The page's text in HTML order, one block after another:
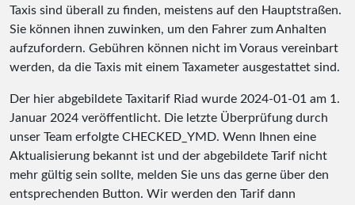
Taxis sind überall zu finden, meistens auf den Hauptstraßen.
Sie können ihnen zuwinken, um den Fahrer zum Anhalten
aufzufordern. Gebühren können nicht im Voraus vereinbart
werden, da die Taxis mit einem Taxameter ausgestattet sind.
Der hier abgebildete Taxitarif Riad wurde 2024-01-01 am 1.
Januar 2024 veröffentlicht. Die letzte Überprüfung durch
unser Team erfolgte CHECKED_YMD. Wenn Ihnen eine
Aktualisierung bekannt ist und der abgebildete Tarif nicht
mehr gültig sein sollte, melden Sie uns das gerne über den
entsprechenden Button. Wir werden den Tarif dann